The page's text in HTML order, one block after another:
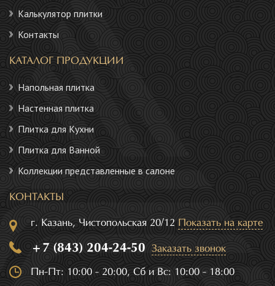
Калькулятор плитки
Контакты
КАТАЛОГ ПРОДУКЦИИ
Напольная плитка
Настенная плитка
Плитка для Кухни
Плитка для Ванной
Коллекции представленные в салоне
КОНТАКТЫ
г. Казань, Чистопольская 20/12 Показать на карте
+7 (843) 204-24-50 Заказать звонок
Пн-Пт: 10:00 - 20:00, Сб и Вс: 10:00 - 18:00